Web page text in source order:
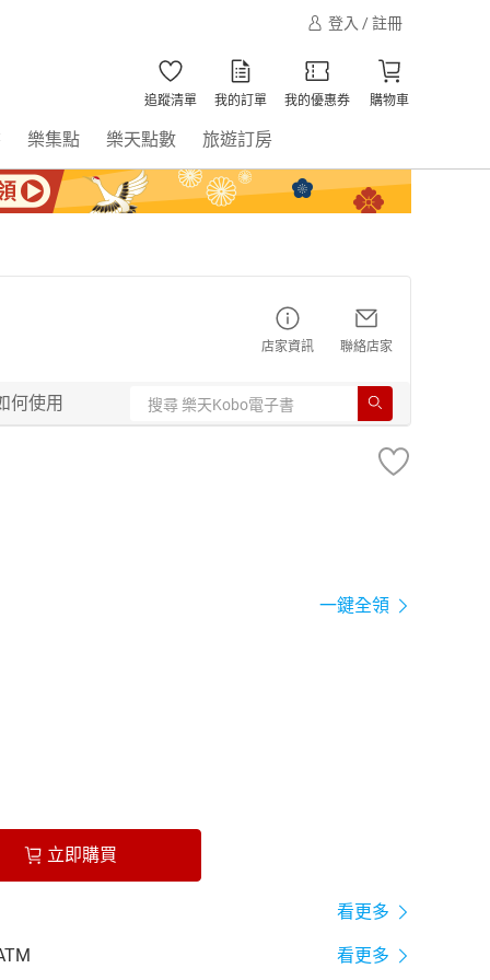
登入 / 註冊
追蹤清單 我的訂單 我的優惠券 購物車
樂集點 樂天點數 旅遊訂房
店家資訊 聯絡店家
何使用
一鍵全領
立即購買
看更多
看更多